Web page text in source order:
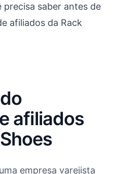
saber antes de
afiliados da Rack
afiliados
empresa varejista